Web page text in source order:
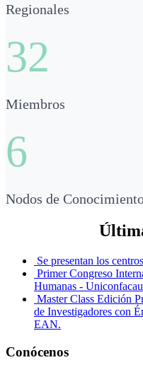
Regionales
32
Miembros
6
Nodos de
Se presentan los
Primer Congreso
Humanas -
Master Class Edición
de Investigadores con
EAN.
Conócenos